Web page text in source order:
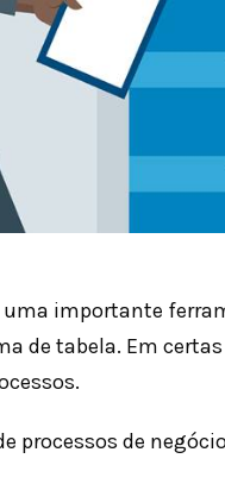
uma importante
de tabela. Em
processos de